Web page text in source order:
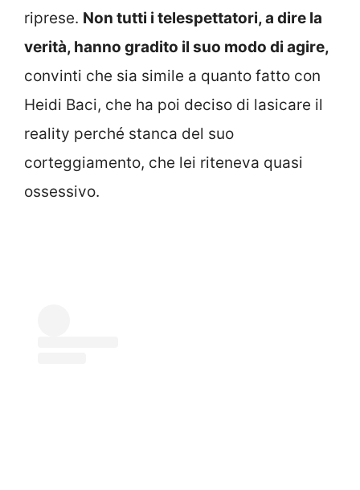
riprese. Non tutti i telespettatori, a dire la
verità, hanno gradito il suo modo di agire,
convinti che sia simile a quanto fatto con
Heidi Baci, che ha poi deciso di lasicare il
reality perché stanca del suo
corteggiamento, che lei riteneva quasi
ossessivo.